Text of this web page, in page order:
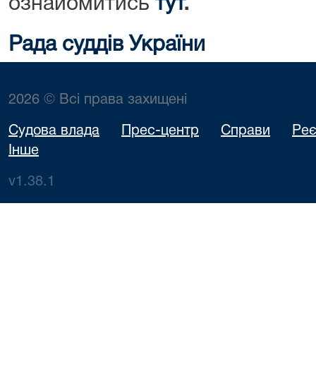
ознайомитись тут.
Рада суддів України
2026 © Всі права захищені
Судова влада Прес-центр Справи
Інше
v1.38.1